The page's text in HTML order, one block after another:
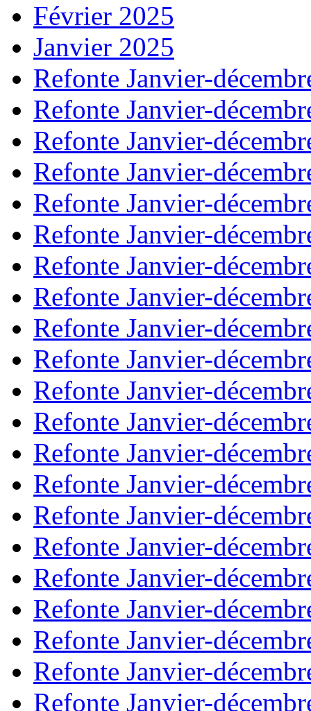
Février 2025
Janvier 2025
Refonte Janvier-
Refonte Janvier-
Refonte Janvier-
Refonte Janvier-
Refonte Janvier-
Refonte Janvier-
Refonte Janvier-
Refonte Janvier-
Refonte Janvier-
Refonte Janvier-
Refonte Janvier-
Refonte Janvier-
Refonte Janvier-
Refonte Janvier-
Refonte Janvier-
Refonte Janvier-
Refonte Janvier-
Refonte Janvier-
Refonte Janvier-
Refonte Janvier-
Refonte Janvier-